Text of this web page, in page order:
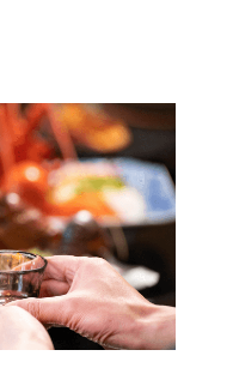
重/お食い初め重)
サイトマップ
採用情報
ご意見・お問合せ